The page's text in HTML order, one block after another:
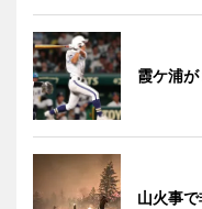
霞ケ浦
山火事